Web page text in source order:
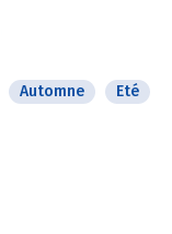
Automne
Eté